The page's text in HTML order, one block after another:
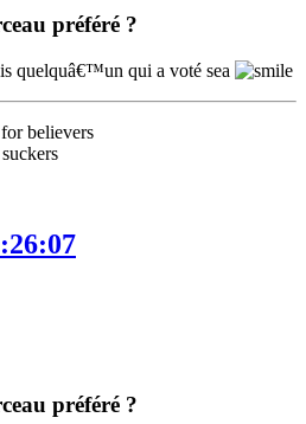
préféré ?
quelquâ€™un qui a voté sea
believers
préféré ?